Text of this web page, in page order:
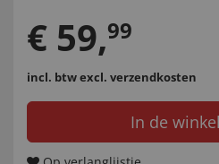
€ 59,99
incl. btwexcl. verzendkosten
In de